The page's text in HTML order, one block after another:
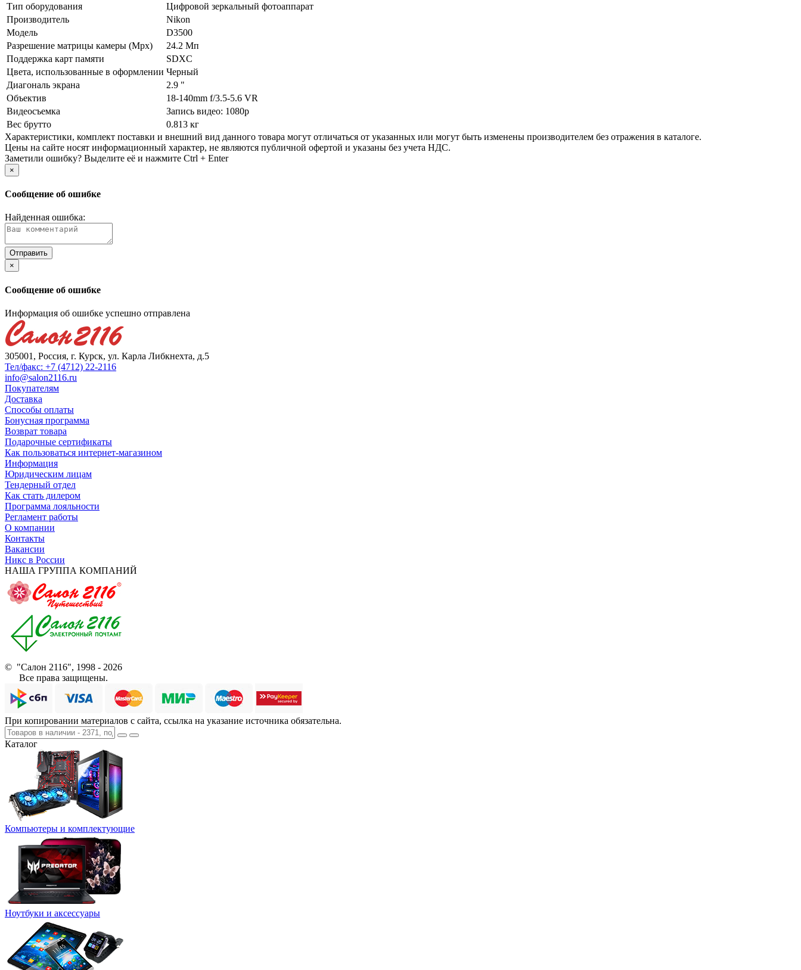
Тип оборудования
Цифровой зеркальный фотоаппарат
Производитель
Nikon
Модель
D3500
Разрешение матрицы камеры (Mpx)
24.2 Мп
Поддержка карт памяти
SDXC
Цвета, использованные в оформлении Черный
Диагональ экрана
2.9 "
Объектив
18-140mm f/­3.5-5.6 VR
Видеосъемка
Запись видео: 1080p
Вес брутто
0.813 кг
Xарактеристики, комплект поставки и внешний вид данного товара могут отличаться от указанных или могут быть изменены производителем без отражения в каталоге.
Цены на сайте носят информационный характер, не являются публичной офертой и указаны без учета НДС.
Заметили ошибку? Выделите её и нажмите Ctrl + Enter
×
Сообщение об ошибке
Найденная ошибка:
×
Сообщение об ошибке
Информация об ошибке успешно отправлена
305001, Россия, г. Курск, ул. Карла Либкнехта, д.5
Тел/факс: +7 (4712) 22-2116
info@salon2116.ru
Покупателям
Доставка
Способы оплаты
Бонусная программа
Возврат товара
Подарочные сертификаты
Как пользоваться интернет-магазином
Информация
Юридическим лицам
Тендерный отдел
Как стать дилером
Программа лояльности
Регламент работы
О компании
Контакты
Вакансии
Никс в России
НАША ГРУППА КОМПАНИЙ
© "Салон 2116", 1998 - 2026
Все права защищены.
При копировании материалов с сайта, ссылка на указание источника обязательна.
Каталог
Компьютеры и комплектующие
Ноутбуки и аксессуары